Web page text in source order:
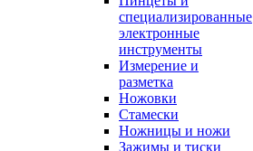
специализированные
электронные
инструменты
Измерение и
разметка
Ножовки
Стамески
Ножницы и ножи
Зажимы и тиски